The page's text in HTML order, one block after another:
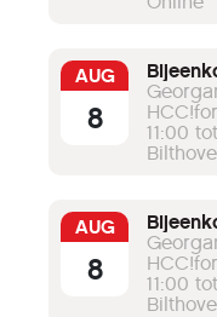
AUG
8
11:00
AUG
8
11:00